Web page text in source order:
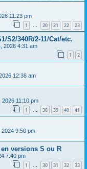
11:23 pm
1 … 20 21 22 23
S2/340R/2-11/Cat/etc.
2026 4:31 am
1 2
12:38 am
11:10 pm
1 … 38 39 40 41
9:50 pm
en versions S ou R
7:40 pm
1 … 30 31 32 33